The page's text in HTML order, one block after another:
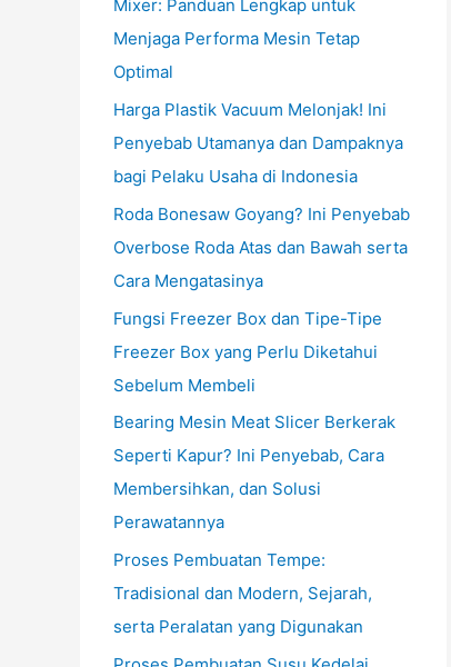
Mixer: Panduan Lengkap untuk
Menjaga Performa Mesin Tetap
Optimal
Harga Plastik Vacuum Melonjak! Ini
Penyebab Utamanya dan Dampaknya
bagi Pelaku Usaha di Indonesia
Roda Bonesaw Goyang? Ini Penyebab
Overbose Roda Atas dan Bawah serta
Cara Mengatasinya
Fungsi Freezer Box dan Tipe-Tipe
Freezer Box yang Perlu Diketahui
Sebelum Membeli
Bearing Mesin Meat Slicer Berkerak
Seperti Kapur? Ini Penyebab, Cara
Membersihkan, dan Solusi
Perawatannya
Proses Pembuatan Tempe:
Tradisional dan Modern, Sejarah,
serta Peralatan yang Digunakan